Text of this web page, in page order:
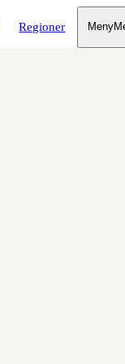
Regioner Meny